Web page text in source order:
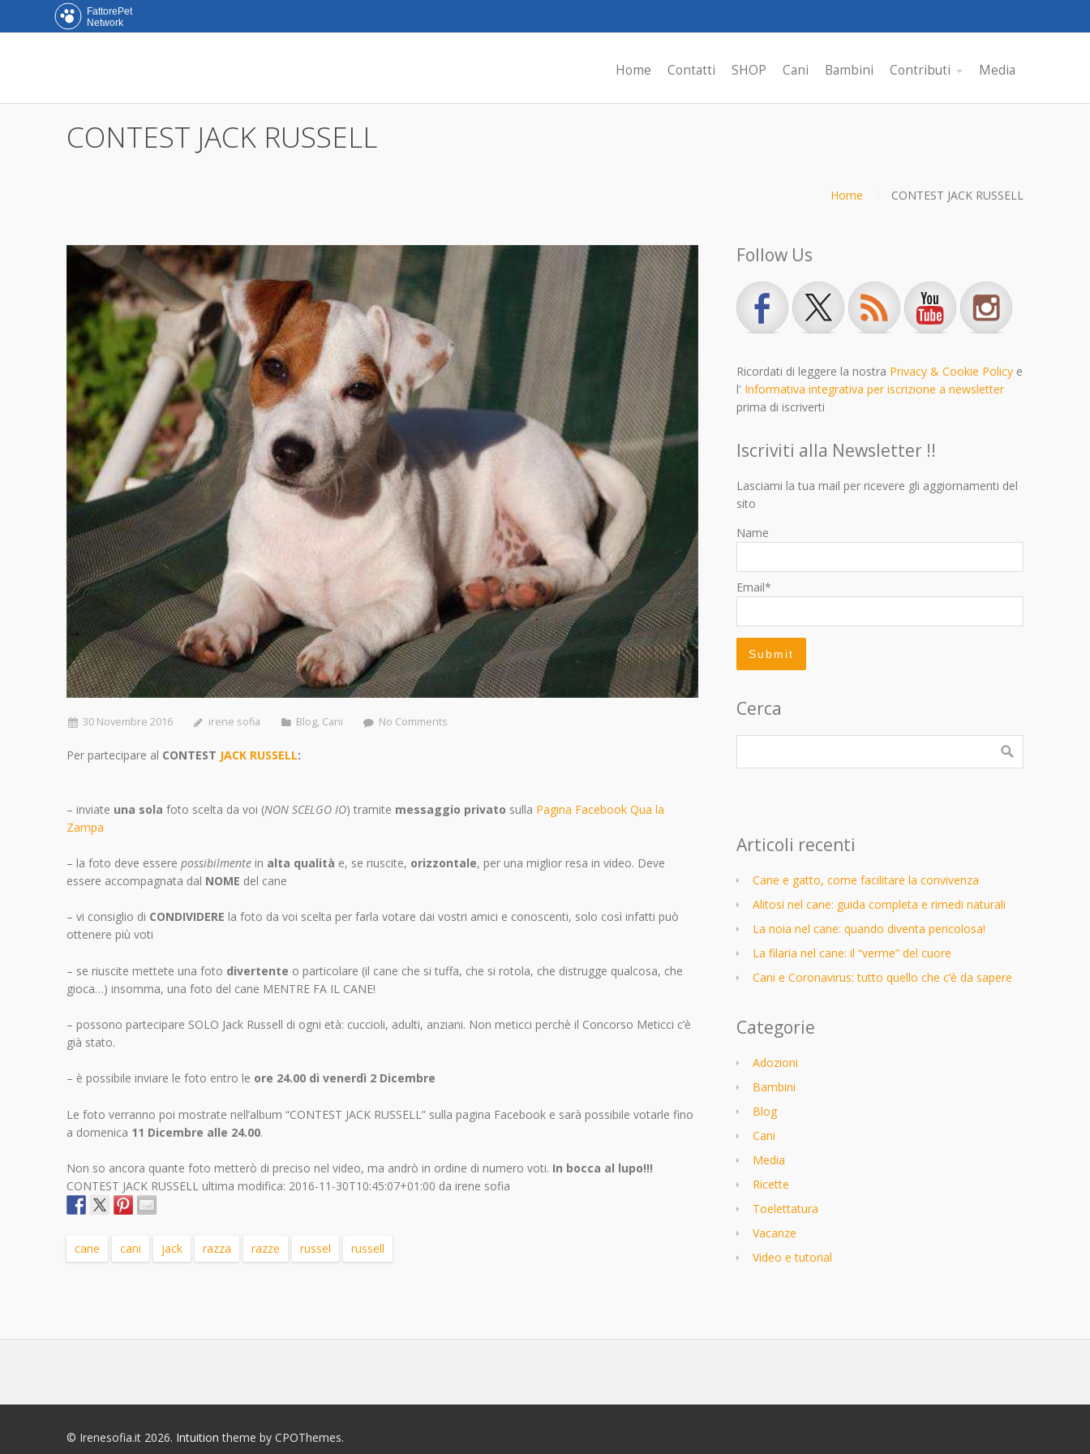
Home Contatti SHOP Cani Bambini Contributi Media
CONTEST JACK RUSSELL
Home CONTEST JACK RUSSELL
30 Novembre 2016 irene sofia Blog, Cani No Comments
Per partecipare al CONTEST JACK RUSSELL:
– inviate una sola foto scelta da voi (NON SCELGO IO) tramite messaggio privato sulla Pagina Facebook Qua la
Zampa
– la foto deve essere possibilmente in alta qualità e, se riuscite, orizzontale, per una miglior resa in video. Deve
essere accompagnata dal NOME del cane
– vi consiglio di CONDIVIDERE la foto da voi scelta per farla votare dai vostri amici e conoscenti, solo così infatti può
ottenere più voti
– se riuscite mettete una foto divertente o particolare (il cane che si tuffa, che si rotola, che distrugge qualcosa, che
gioca…) insomma, una foto del cane MENTRE FA IL CANE!
– possono partecipare SOLO Jack Russell di ogni età: cuccioli, adulti, anziani. Non meticci perchè il Concorso Meticci c’è
già stato.
– è possibile inviare le foto entro le ore 24.00 di venerdì 2 Dicembre
Le foto verranno poi mostrate nell’album “CONTEST JACK RUSSELL” sulla pagina Facebook e sarà possibile votarle fino
a domenica 11 Dicembre alle 24.00.
Non so ancora quante foto metterò di preciso nel video, ma andrò in ordine di numero voti. In bocca al lupo!!!
CONTEST JACK RUSSELL ultima modifica: 2016-11-30T10:45:07+01:00 da irene sofia
cane cani jack razza razze russel russell
Follow Us
Ricordati di leggere la nostra Privacy & Cookie Policye
l' Informativa integrativa per iscrizione a newsletter
prima di iscriverti
Iscriviti alla Newsletter !!
Lasciami la tua mail per ricevere gli aggiornamenti del
sito
Name
Email*
Cerca
Articoli recenti
Cane e gatto, come facilitare la convivenza
Alitosi nel cane: guida completa e rimedi naturali
La noia nel cane: quando diventa pericolosa!
La filaria nel cane: il “verme” del cuore
Cani e Coronavirus: tutto quello che c’è da sapere
Categorie
Adozioni
Bambini
Blog
Cani
Media
Ricette
Toelettatura
Vacanze
Video e tutorial
© Irenesofia.it 2026. Intuition theme by CPOThemes.
FattorePet
Network